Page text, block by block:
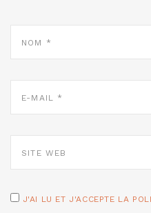
MAIL
WEB
J'AI LU ET J'ACCEPTE LA